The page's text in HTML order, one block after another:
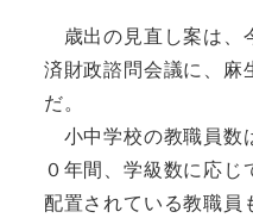
歳出の見直し案は、
済財政諮問会議に、麻
だ。
小中学校の教職員数
０年間、学級数に応
配置されている教職員